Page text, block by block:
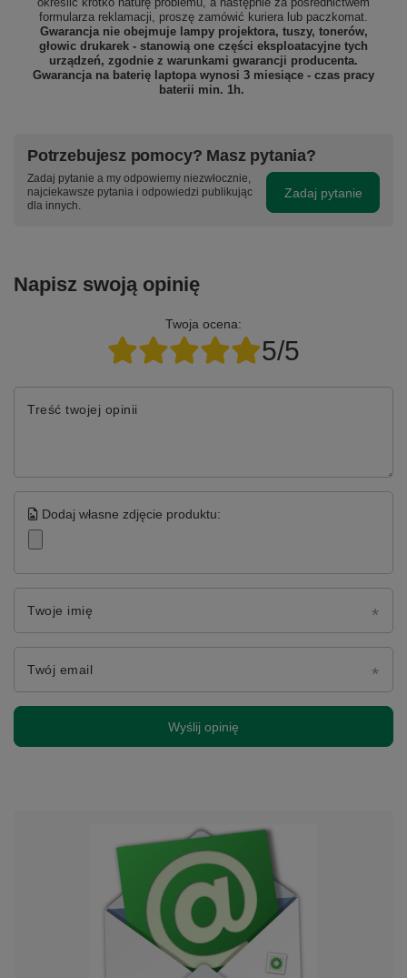
formularza reklamacji, proszę zamówić kuriera lub paczkomat.
Gwarancja nie obejmuje lampy projektora, tuszy, tonerów,
głowic drukarek - stanowią one części eksploatacyjne tych
urządzeń, zgodnie z warunkami gwarancji producenta.
Gwarancja na baterię laptopa wynosi 3 miesiące - czas pracy
baterii min. 1h.
Potrzebujesz pomocy? Masz pytania?
Zadaj pytanie a my odpowiemy niezwłocznie,
najciekawsze pytania i odpowiedzi publikując
dla innych.
Zadaj pytanie
Napisz swoją opinię
Twoja ocena:
5/5
Treść twojej opinii
Dodaj własne zdjęcie produktu:
Twoje imię
Twój email
Wyślij opinię